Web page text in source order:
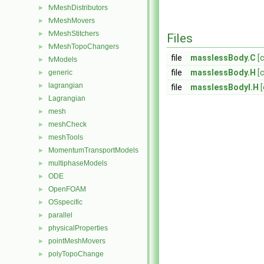
► fvMeshDistributors
► fvMeshMovers
► fvMeshStitchers
► fvMeshTopoChangers
► fvModels
► generic
► lagrangian
► Lagrangian
► mesh
► meshCheck
► meshTools
► MomentumTransportModels
► multiphaseModels
► ODE
► OpenFOAM
► OSspecific
► parallel
► physicalProperties
► pointMeshMovers
► polyTopoChange
Files
file masslessBody.C
file
masslessBody.H
file
masslessBodyI.H